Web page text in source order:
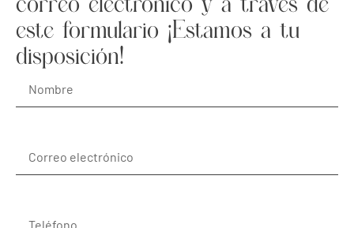
este formulario ¡Estamos a tu
disposición!